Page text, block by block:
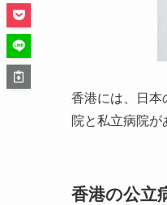
香港には、日本
院と私立病院が
香港の公立